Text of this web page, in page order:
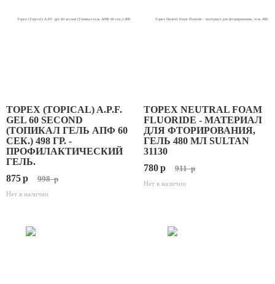
TOPEX (TOPICAL) A.P.F.
GEL 60 SECOND
(ТОПИКАЛ ГЕЛЬ АПФ 60
СЕК.) 498 ГР. -
ПРОФИЛАКТИЧЕСКИЙ
ГЕЛЬ.
875p 998 p
Нет в наличии
TOPEX NEUTRAL FOAM
FLUORIDE - МАТЕРИАЛ
ДЛЯ ФТОРИРОВАНИЯ,
ГЕЛЬ 480 МЛ SULTAN
31130
780p 911 p
Нет в наличии